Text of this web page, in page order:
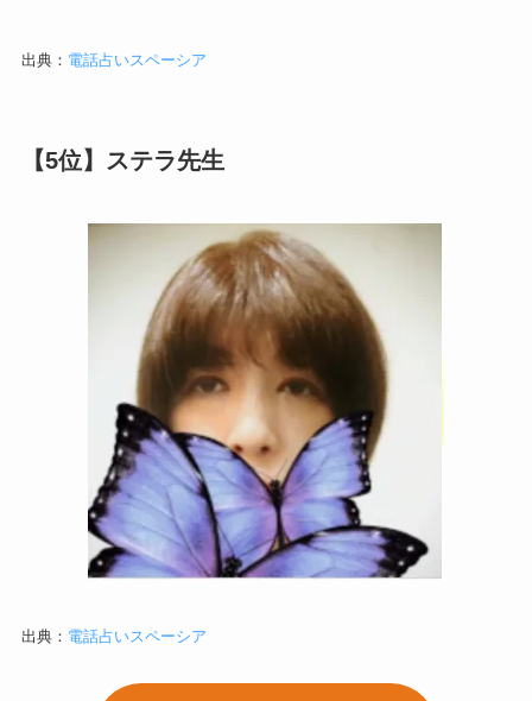
出典： 電話占いスペーシア
【5位】ステラ先生
出典： 電話占いスペーシア